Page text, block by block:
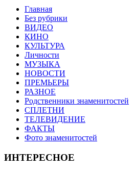
Главная
Без рубрики
ВИДЕО
КИНО
КУЛЬТУРА
Личности
МУЗЫКА
НОВОСТИ
ПРЕМЬЕРЫ
РАЗНОЕ
Родственники знаменитостей
СПЛЕТНИ
ТЕЛЕВИДЕНИЕ
ФАКТЫ
Фото знаменитостей
ИНТЕРЕСНОЕ